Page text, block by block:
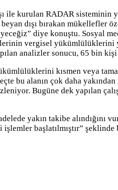
ile kurulan RADAR
dışı bırakan mükellefler
diye konuştu. Sosyal
vergisel yükümlülüklerini
analizler sonucu, 65 bin
kısmen veya
bu alanın çok daha
Bugüne dek yapılan
yakın takibe alındığını
başlatılmıştır”